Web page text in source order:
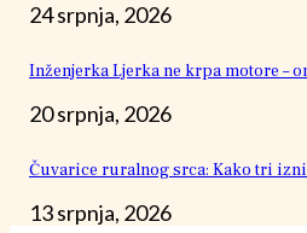
24 srpnja, 2026
Inženjerka Ljerka ne krpa motore –
20 srpnja, 2026
Čuvarice ruralnog srca: Kako tri
13 srpnja, 2026